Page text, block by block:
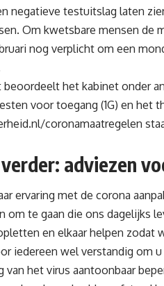
negatieve testuitslag laten
Om kwetsbare mensen
nog verplicht om een
beoordeelt het kabinet onder
voor toegang (1G) en het
coronamaatregelen
adviezen
ervaring met de corona
om te gaan die ons dagelijks
en elkaar helpen zodat
iedereen wel verstandig om
van het virus aantoonbaar